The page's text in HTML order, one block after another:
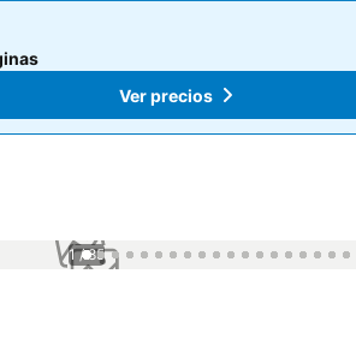
Ver preciosVer precios
1 / 85